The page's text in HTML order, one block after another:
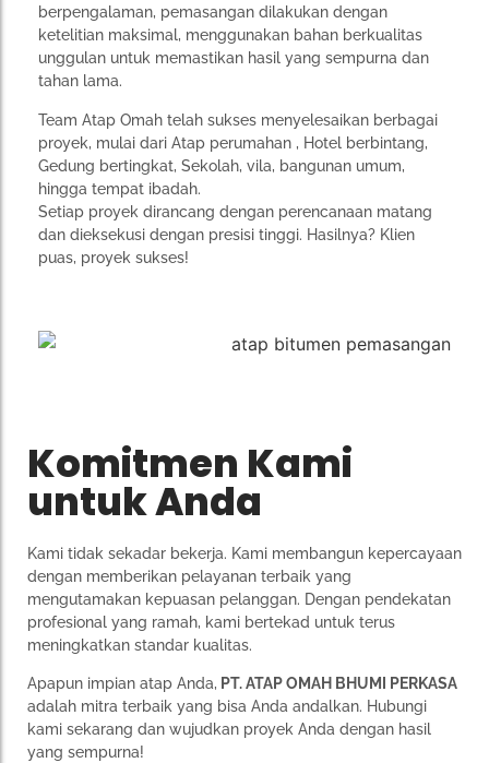
berpengalaman, pemasangan dilakukan dengan
ketelitian maksimal, menggunakan bahan berkualitas
unggulan untuk memastikan hasil yang sempurna dan
tahan lama.
Team Atap Omah telah sukses menyelesaikan berbagai
proyek, mulai dari Atap perumahan , Hotel berbintang,
Gedung bertingkat, Sekolah, vila, bangunan umum,
hingga tempat ibadah.
Setiap proyek dirancang dengan perencanaan matang
dan dieksekusi dengan presisi tinggi. Hasilnya? Klien
puas, proyek sukses!
Komitmen Kami
untuk Anda
Kami tidak sekadar bekerja. Kami membangun kepercayaan
dengan memberikan pelayanan terbaik yang
mengutamakan kepuasan pelanggan. Dengan pendekatan
profesional yang ramah, kami bertekad untuk terus
meningkatkan standar kualitas.
Apapun impian atap Anda, PT. ATAP OMAH BHUMI PERKASA
adalah mitra terbaik yang bisa Anda andalkan. Hubungi
kami sekarang dan wujudkan proyek Anda dengan hasil
yang sempurna!